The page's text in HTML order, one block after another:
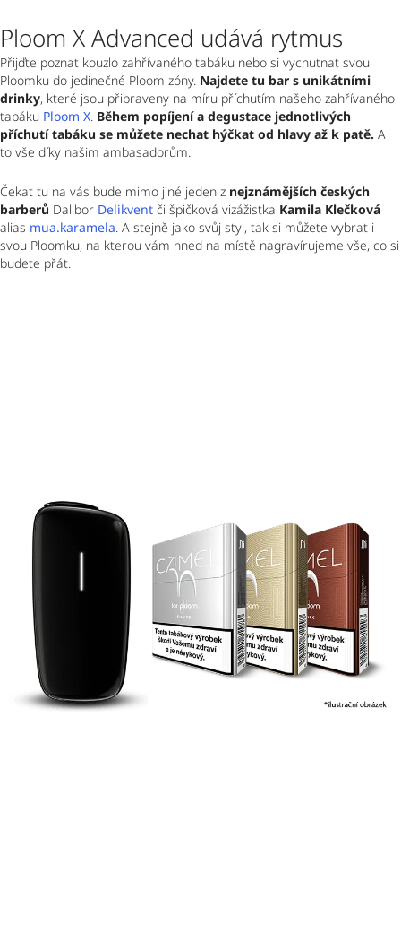
Ploom X Advanced udává rytmus
Přijďte poznat kouzlo zahřívaného tabáku nebo si vychutnat svou
Ploomku do jedinečné Ploom zóny. Najdete tu bar s unikátními
drinky, které jsou připraveny na míru příchutím našeho zahřívaného
tabáku Ploom X. Během popíjení a degustace jednotlivých
příchutí tabáku se můžete nechat hýčkat od hlavy až k patě. A
to vše díky našim ambasadorům.
Čekat tu na vás bude mimo jiné jeden z nejznámějších českých
barberů Dalibor Delikvent či špičková vizážistka Kamila Klečková
alias mua.karamela. A stejně jako svůj styl, tak si můžete vybrat i
svou Ploomku, na kterou vám hned na místě nagravírujeme vše, co si
budete přát.